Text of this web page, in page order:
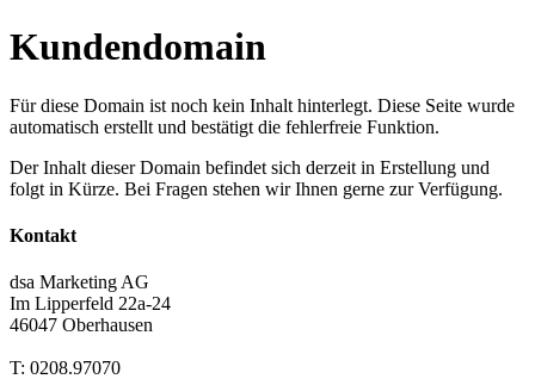
Kundendomain
Für diese Domain ist noch kein Inhalt hinterlegt. Diese Seite wurde
automatisch erstellt und bestätigt die fehlerfreie Funktion.
Der Inhalt dieser Domain befindet sich derzeit in Erstellung und
folgt in Kürze. Bei Fragen stehen wir Ihnen gerne zur Verfügung.
Kontakt
dsa Marketing AG
Im Lipperfeld 22a-24
46047 Oberhausen
T: 0208.97070